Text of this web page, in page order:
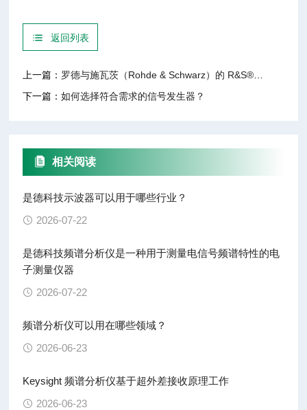
返回列表
上一篇： 罗德与施瓦茨（Rohde & Schwarz）的 R&S®SMW200A
下一篇：如何选择符合需求的信号发生器？
相关阅读
是德科技示波器可以用于哪些行业？
2026-07-22
是德科技频谱分析仪是一种用于测量电信号频谱特性的电
子测量仪器
2026-07-22
频谱分析仪可以用在哪些领域？
2026-06-23
Keysight 频谱分析仪基于超外差接收原理工作
2026-06-23